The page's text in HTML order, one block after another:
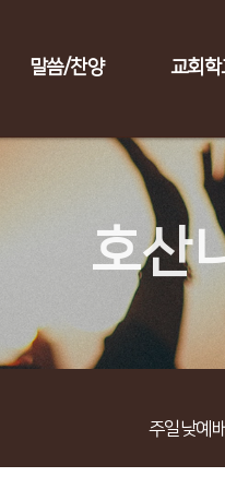
말씀/찬양 교회학
호산
주일낮예배